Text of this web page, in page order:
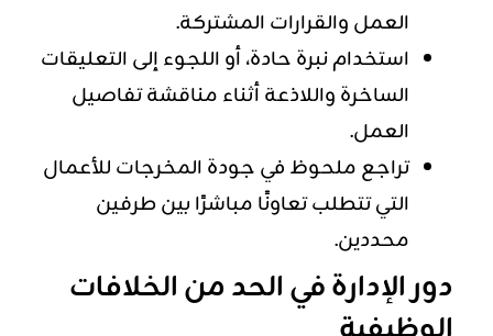
العمل والقرارات المشتركة.
استخدام نبرة حادة، أو اللجوء إلى التعليقات
الساخرة واللاذعة أثناء مناقشة تفاصيل
العمل.
تراجع ملحوظ في جودة المخرجات للأعمال
التي تتطلب تعاونًا مباشرًا بين طرفين
محددين.
دور الإدارة في الحد من الخلافات